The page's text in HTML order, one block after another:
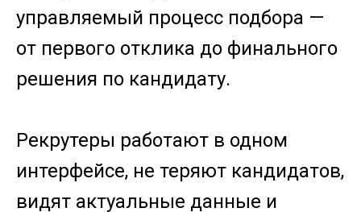
управляемый процесс подбора —
от первого отклика до финального
решения по кандидату.
Рекрутеры работают в одном
интерфейсе, не теряют кандидатов,
видят актуальные данные и